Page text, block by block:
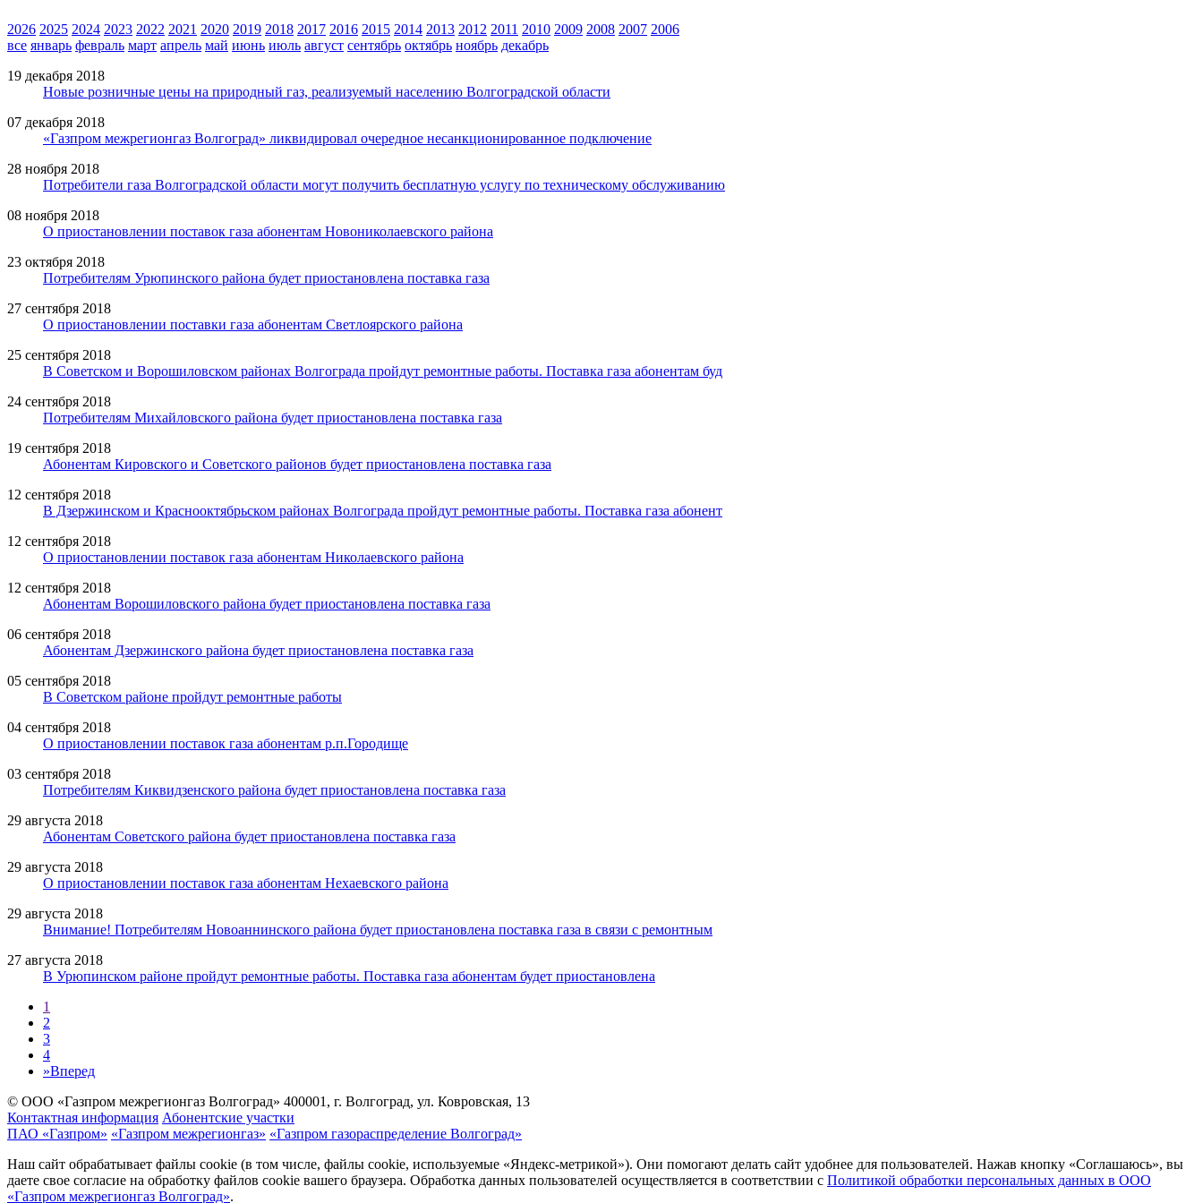
2026 2025 2024 2023 2022 2021 2020 2019 2018 2017 2016 2015 2014 2013 2012 2011 2010 2009 2008 2007 2006
все январь февраль март апрель май июнь июль август сентябрь октябрь ноябрь декабрь
19 декабря 2018
Новые розничные цены на природный газ, реализуемый населению Волгоградской области
07 декабря 2018
«Газпром межрегионгаз Волгоград» ликвидировал очередное несанкционированное подключение
28 ноября 2018
Потребители газа Волгоградской области могут получить бесплатную услугу по техническому обслуживанию
08 ноября 2018
О приостановлении поставок газа абонентам Новониколаевского района
23 октября 2018
Потребителям Урюпинского района будет приостановлена поставка газа
27 сентября 2018
О приостановлении поставки газа абонентам Светлоярского района
25 сентября 2018
В Советском и Ворошиловском районах Волгограда пройдут ремонтные работы. Поставка газа абонентам буд
24 сентября 2018
Потребителям Михайловского района будет приостановлена поставка газа
19 сентября 2018
Абонентам Кировского и Советского районов будет приостановлена поставка газа
12 сентября 2018
В Дзержинском и Краснооктябрьском районах Волгограда пройдут ремонтные работы. Поставка газа абонент
12 сентября 2018
О приостановлении поставок газа абонентам Николаевского района
12 сентября 2018
Абонентам Ворошиловского района будет приостановлена поставка газа
06 сентября 2018
Абонентам Дзержинского района будет приостановлена поставка газа
05 сентября 2018
В Советском районе пройдут ремонтные работы
04 сентября 2018
О приостановлении поставок газа абонентам р.п.Городище
03 сентября 2018
Потребителям Киквидзенского района будет приостановлена поставка газа
29 августа 2018
Абонентам Советского района будет приостановлена поставка газа
29 августа 2018
О приостановлении поставок газа абонентам Нехаевского района
29 августа 2018
Внимание! Потребителям Новоаннинского района будет приостановлена поставка газа в связи с ремонтным
27 августа 2018
В Урюпинском районе пройдут ремонтные работы. Поставка газа абонентам будет приостановлена
1
2
3
4
»Вперед
© ООО «Газпром межрегионгаз Волгоград» 400001, г. Волгоград, ул. Ковровская, 13
Контактная информация Абонентские участки
ПАО «Газпром» «Газпром межрегионгаз» «Газпром газораспределение Волгоград»
Наш сайт обрабатывает файлы cookie (в том числе, файлы cookie, используемые «Яндекс-метрикой»). Они помогают делать сайт удобнее для пользователей. Нажав кнопку «Соглашаюсь», вы
даете свое согласие на обработку файлов cookie вашего браузера. Обработка данных пользователей осуществляется в соответствии с Политикой обработки персональных данных в ООО
«Газпром межрегионгаз Волгоград».